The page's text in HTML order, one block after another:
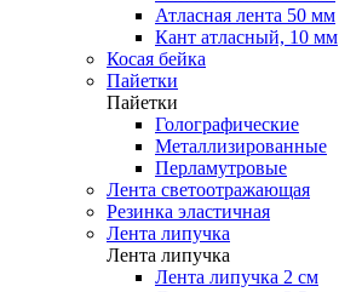
Атласная лента 50 мм
Кант атласный, 10 мм
Косая бейка
Пайетки
Пайетки
Голографические
Металлизированные
Перламутровые
Лента светоотражающая
Резинка эластичная
Лента липучка
Лента липучка
Лента липучка 2 см